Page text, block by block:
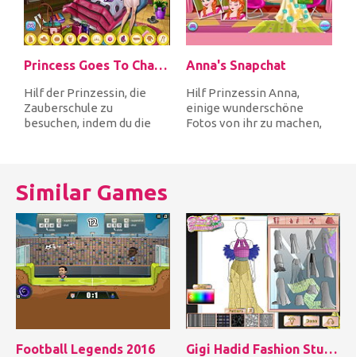
Princess Goes To Charm School
Hilf der Prinzessin, die
Zauberschule zu
besuchen, indem du die
Anna's Snapchat
Hilf Prinzessin Anna,
einige wunderschöne
Fotos von ihr zu machen,
Similar Games
Football Legends 2016 Gigi Hadid Fashion Studio